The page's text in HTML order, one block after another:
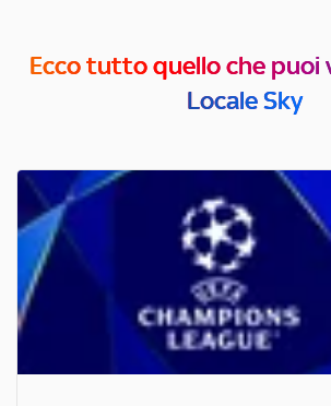
Ecco tutto quello che puoi
Locale Sky